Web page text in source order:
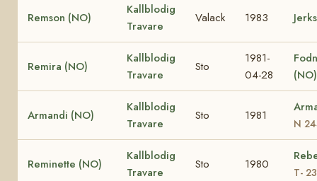
Remson (NO)
Kallblodig
Travare
Valack 1983
Remira (NO)
Kallblodig
Travare
Sto
1981-
04-28
Armandi (NO)
Kallblodig
Travare
Sto 1981
N
Reminette (NO)
Kallblodig
Travare
Sto 1980
T-